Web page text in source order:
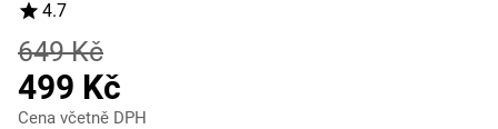
4.7
649 Kč
499 Kč
Cena včetně DPH